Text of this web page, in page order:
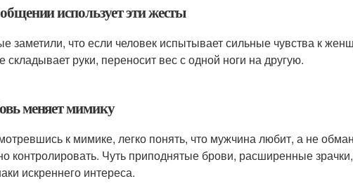
использует эти жесты
заметили, что если человек испытывает сильные чувства к
складывает руки, переносит вес с одной ноги на другую.
меняет мимику
к мимике, легко понять, что мужчина любит, а не
контролировать. Чуть приподнятые брови, расширенные
искреннего интереса.